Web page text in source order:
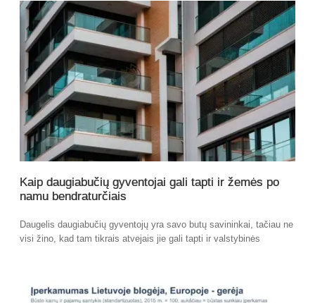
Kaip daugiabučių gyventojai gali tapti ir žemės po
namu bendraturčiais
Daugelis daugiabučių gyventojų yra savo butų savininkai, tačiau ne
visi žino, kad tam tikrais atvejais jie gali tapti ir valstybinės